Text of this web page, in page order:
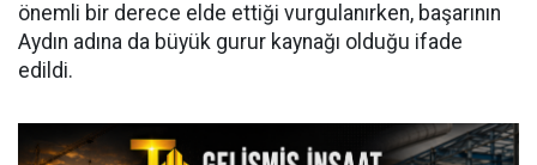
önemli bir derece elde ettiği vurgulanırken, başarının
Aydın adına da büyük gurur kaynağı olduğu ifade
edildi.